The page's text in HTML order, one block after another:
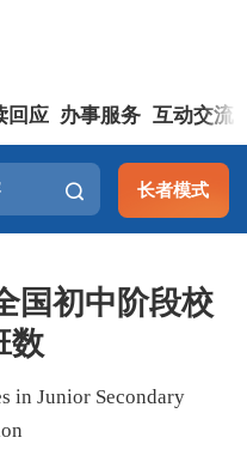
回应 办事服务 互动交流
长者模式
国初中阶段校
数
in Junior Secondary